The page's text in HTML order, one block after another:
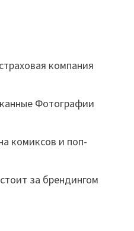
компания
Фотографии
комиксов и поп-
за брендингом